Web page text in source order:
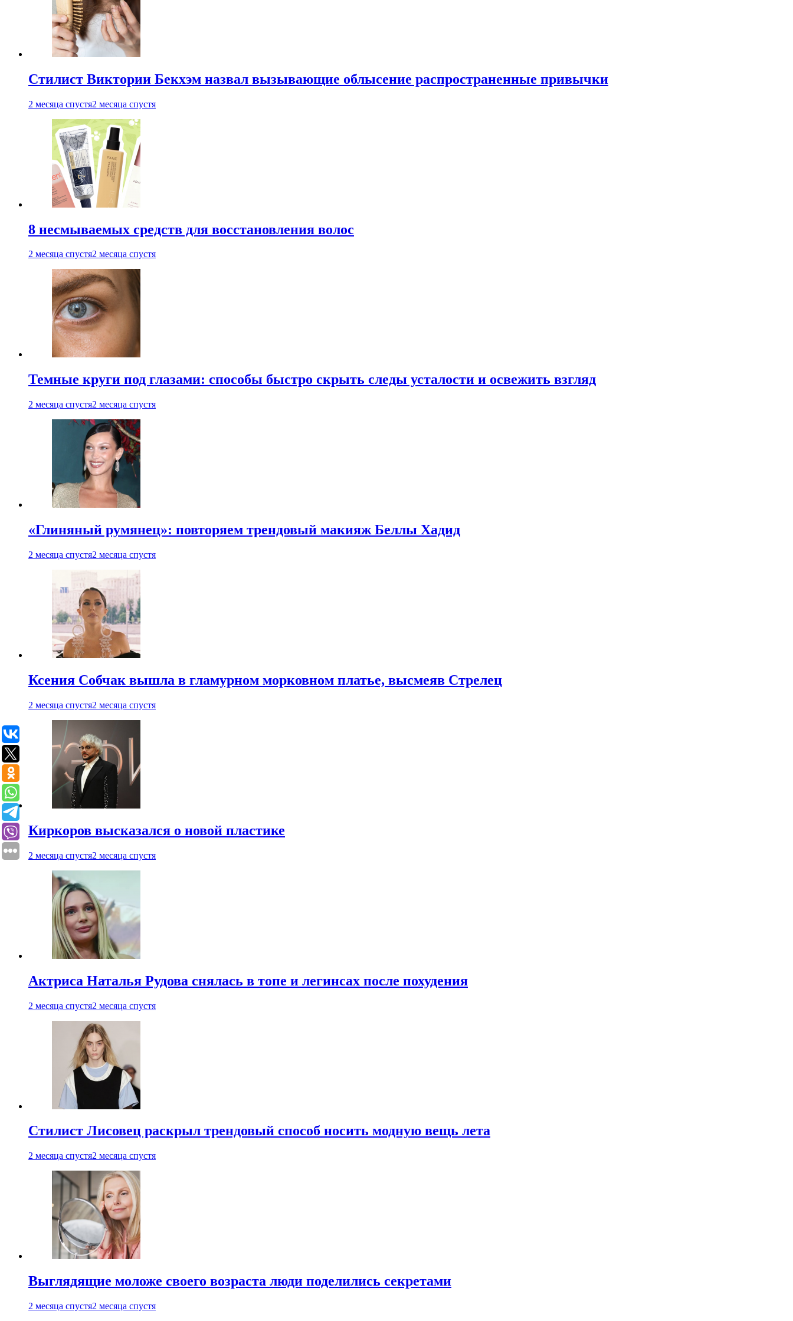
Стилист Виктории Бекхэм назвал вызывающие облысение распространенные привычки
2 месяца спустя2 месяца спустя
8 несмываемых средств для восстановления волос
2 месяца спустя2 месяца спустя
Темные круги под глазами: способы быстро скрыть следы усталости и освежить взгляд
2 месяца спустя2 месяца спустя
«Глиняный румянец»: повторяем трендовый макияж Беллы Хадид
2 месяца спустя2 месяца спустя
Ксения Собчак вышла в гламурном морковном платье, высмеяв Стрелец
2 месяца спустя2 месяца спустя
Киркоров высказался о новой пластике
2 месяца спустя2 месяца спустя
Актриса Наталья Рудова снялась в топе и легинсах после похудения
2 месяца спустя2 месяца спустя
Стилист Лисовец раскрыл трендовый способ носить модную вещь лета
2 месяца спустя2 месяца спустя
Выглядящие моложе своего возраста люди поделились секретами
2 месяца спустя2 месяца спустя